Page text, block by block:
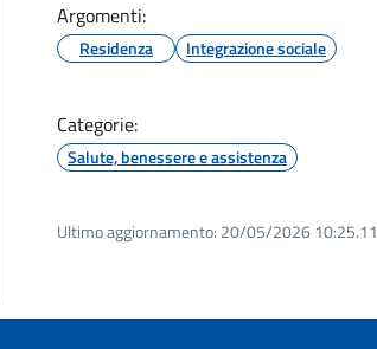
Argomenti:
Residenza Integrazione sociale
Categorie:
Salute, benessere e assistenza
Ultimo aggiornamento: 20/05/2026 10:25.11